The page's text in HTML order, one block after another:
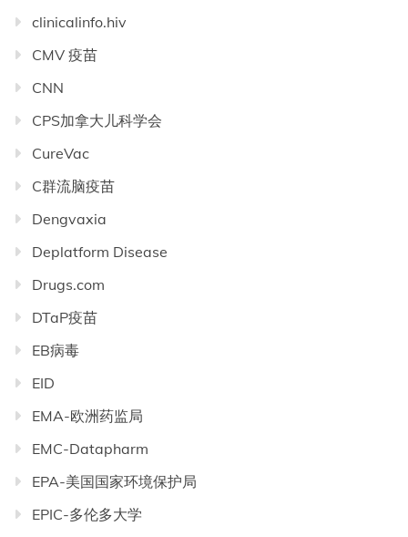
clinicalinfo.hiv
CMV 疫苗
CNN
CPS加拿大儿科学会
CureVac
C群流脑疫苗
Dengvaxia
Deplatform Disease
Drugs.com
DTaP疫苗
EB病毒
EID
EMA-欧洲药监局
EMC-Datapharm
EPA-美国国家环境保护局
EPIC-多伦多大学